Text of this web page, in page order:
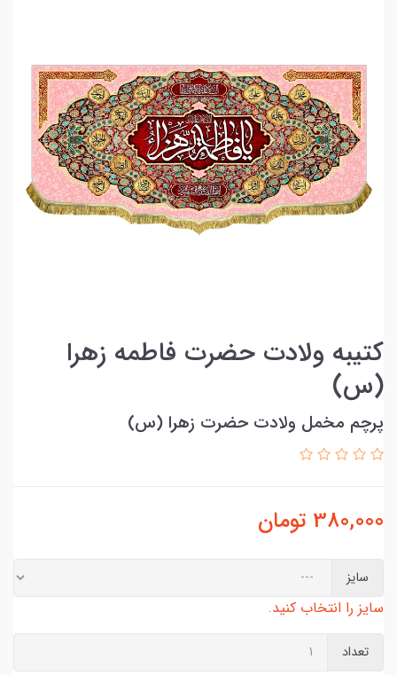
کتیبه ولادت حضرت فاطمه زهرا
(س)
پرچم مخمل ولادت حضرت زهرا (س)
380,000 تومان
سایز
سایز را انتخاب کنید.
تعداد